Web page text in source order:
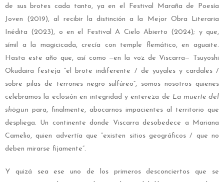
de sus brotes cada tanto, ya en el Festival Maraña de Poesía
Joven (2019), al recibir la distinción a la Mejor Obra Literaria
Inédita (2023), o en el Festival A Cielo Abierto (2024); y que,
símil a la magicicada, crecía con temple flemático, en aguaite.
Hasta este año que, así como —en la voz de Viscarra— Tsuyoshi
Okudaira festeja “el brote indiferente / de yuyales y cardales /
sobre pilas de terrones negro sulfúreo”, somos nosotros quienes
celebramos la eclosión en integridad y entereza de La muerte del
shōgun para, finalmente, abocarnos impacientes al territorio que
despliega. Un continente donde Viscarra desobedece a Mariana
Camelio, quien advertía que “existen sitios geográficos / que no
deben mirarse fijamente”.
Y quizá sea ese uno de los primeros desconciertos que se